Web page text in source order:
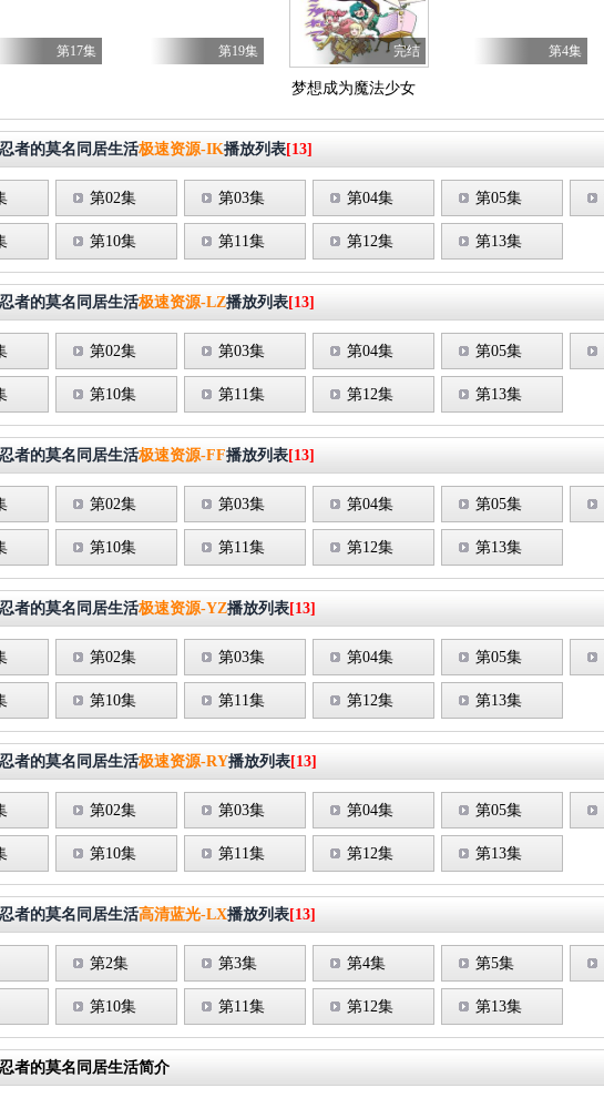
第17集 第19集
梦想成为魔法少女
完结 第4集
者的莫名同居生活极速资源-IK播放列表[13]
第02集 第03集 第04集 第05集
第10集 第11集 第12集 第13集
者的莫名同居生活极速资源-LZ播放列表[13]
第02集 第03集 第04集 第05集
第10集 第11集 第12集 第13集
者的莫名同居生活极速资源-FF播放列表[13]
第02集 第03集 第04集 第05集
第10集 第11集 第12集 第13集
者的莫名同居生活极速资源-YZ播放列表[13]
第02集 第03集 第04集 第05集
第10集 第11集 第12集 第13集
者的莫名同居生活极速资源-RY播放列表[13]
第02集 第03集 第04集 第05集
第10集 第11集 第12集 第13集
者的莫名同居生活高清蓝光-LX播放列表[13]
第2集 第3集 第4集 第5集
第10集 第11集 第12集 第13集
者的莫名同居生活简介